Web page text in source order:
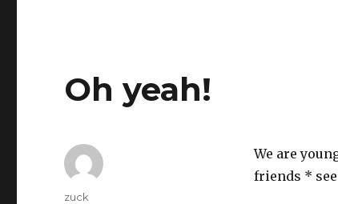
Oh yeah!
We are
friends *
Autore
zuck